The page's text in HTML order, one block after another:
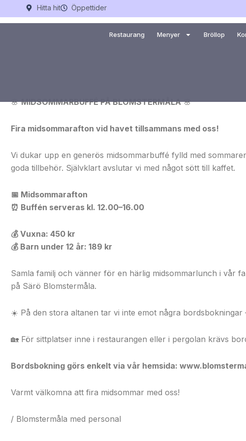
till
Hitta hit Öppettider
Restaurang Menyer Bröllop
🌸MIDSOMMARBUFFÉ PÅ BLOMSTERMÅLA🌸
Fira midsommarafton vid havet tillsammans med oss!
Vi dukar upp en generös midsommarbuffé fylld med
goda tillbehör. Självklart avslutar vi med något sött till kaffet.
📅 Midsommarafton
⏰ Buffén serveras kl. 12.00–16.00
💰 Vuxna: 450 kr
💰 Barn under 12 år: 189 kr
Samla familj och vänner för en härlig midsommarlunch i vår
på Särö Blomstermåla.
☀️ På den stora altanen tar vi inte emot några bordsbokningar
🏡 För sittplatser inne i restaurangen eller i pergolan krävs
Bordsbokning görs enkelt via vår hemsida:
Varmt välkomna att fira midsommar med oss!
/ Blomstermåla med personal